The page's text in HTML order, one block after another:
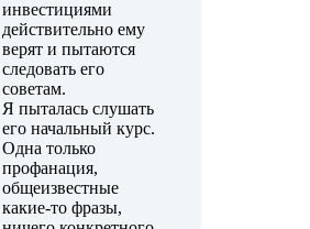
инвестициями
действительно ему
верят и пытаются
следовать его
советам.
Я пыталась слушать
его начальный курс.
Одна только
профанация,
общеизвестные
какие-то фразы,